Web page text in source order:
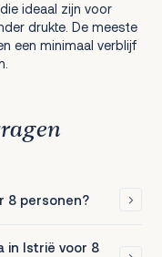
ideaal zijn voor
drukte. De meeste
een minimaal verblijf
8 personen?
in Istrië voor 8